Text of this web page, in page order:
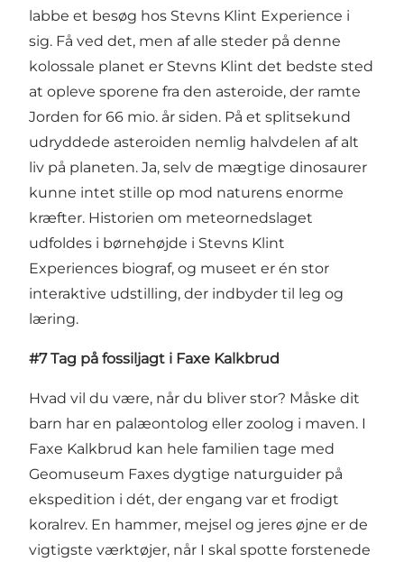
labbe et besøg hos Stevns Klint Experience i
sig. Få ved det, men af alle steder på denne
kolossale planet er Stevns Klint det bedste sted
at opleve sporene fra den asteroide, der ramte
Jorden for 66 mio. år siden. På et splitsekund
udryddede asteroiden nemlig halvdelen af alt
liv på planeten. Ja, selv de mægtige dinosaurer
kunne intet stille op mod naturens enorme
kræfter. Historien om meteornedslaget
udfoldes i børnehøjde i Stevns Klint
Experiences biograf, og museet er én stor
interaktive udstilling, der indbyder til leg og
læring.
#7 Tag på fossiljagt i Faxe Kalkbrud
Hvad vil du være, når du bliver stor? Måske dit
barn har en palæontolog eller zoolog i maven. I
Faxe Kalkbrud kan hele familien tage med
Geomuseum Faxes dygtige naturguider på
ekspedition i dét, der engang var et frodigt
koralrev. En hammer, mejsel og jeres øjne er de
vigtigste værktøjer, når I skal spotte forstenede